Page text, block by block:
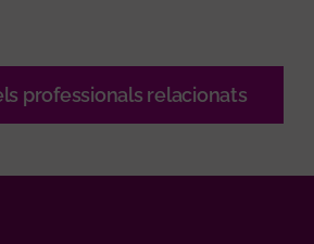
professionals relacionats